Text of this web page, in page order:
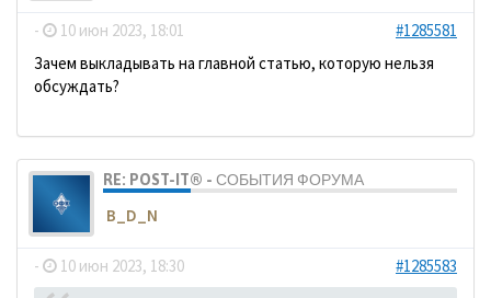
- 10 июн 2023, 18:01
#1285581
Зачем выкладывать на главной статью, которую нельзя
обсуждать?
RE: POST-IT® - СОБЫТИЯ ФОРУМА
B_D_N
- 10 июн 2023, 18:30 #1285583